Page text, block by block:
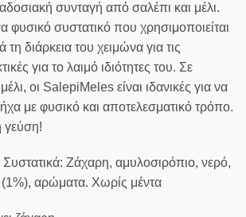
συνταγή από σαλέπι και μέλι.
φυσικό συστατικό που χρησιμοποιείται
διάρκεια του χειμώνα για τις
για το λαιμό ιδιότητες του. Σε
οι SalepiMeles είναι ιδανικές για να
με φυσικό και αποτελεσματικό τρόπο.
γεύση!
Ζάχαρη, αμυλοσιρόπιο, νερό,
(1%), αρώματα. Χωρίς μέντα